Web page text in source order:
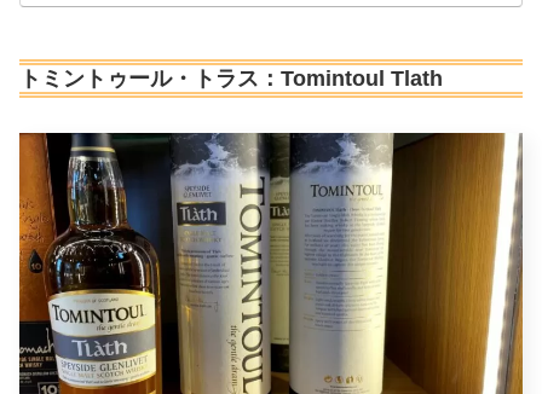
トミントゥール・トラス：Tomintoul Tlath